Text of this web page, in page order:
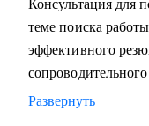
Кому могу помочь:
• карьерного
Консультация для
теме поиска
эффективного
Развернуть